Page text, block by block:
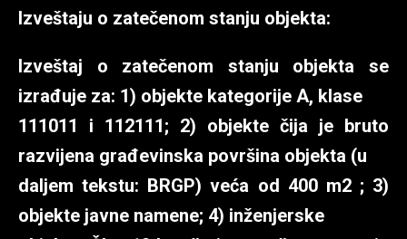
Izveštaju o zatečenom stanju objekta:
Izveštaj o zatečenom stanju objekta se
izrađuje za: 1) objekte kategorije A, klase
111011 i 112111; 2) objekte čija je bruto
razvijena građevinska površina objekta (u
daljem tekstu: BRGP) veća od 400 m2 ; 3)
objekte javne namene; 4) inženjerske